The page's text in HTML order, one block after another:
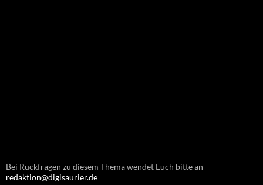
Bei Rückfragen zu diesem Thema wendet Euch bitte an
redaktion@digisaurier.de